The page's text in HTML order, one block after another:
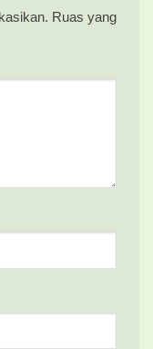
Ruas yang